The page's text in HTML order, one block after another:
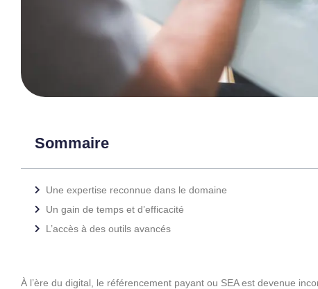
Sommaire
Une expertise reconnue dans le domaine
Un gain de temps et d’efficacité
L’accès à des outils avancés
À l’ère du digital, le référencement payant ou SEA est devenue